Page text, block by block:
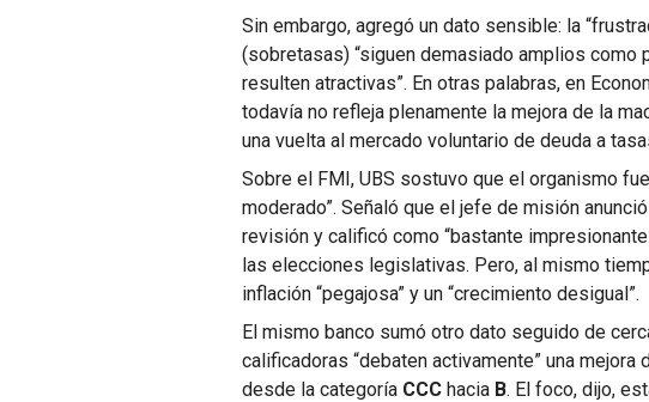
Sin embargo, agregó un dato sensible: la
(sobretasas) “siguen demasiado amplios como
resulten atractivas”. En otras palabras, en
todavía no refleja plenamente la mejora de la
una vuelta al mercado voluntario de deuda a
Sobre el FMI, UBS sostuvo que el organismo
moderado”. Señaló que el jefe de misión
revisión y calificó como “bastante
las elecciones legislativas. Pero, al mismo
inflación “pegajosa” y un “crecimiento desigual”.
El mismo banco sumó otro dato seguido de
calificadoras “debaten activamente” una mejora
desde la categoría CCC hacia B. El foco, dijo,